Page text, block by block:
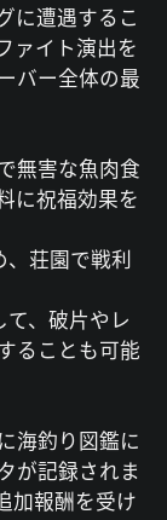
に遭遇するこ
ァイト演出を
バー全体の最
無害な魚肉食
に祝福効果を
荘園で戦利
、破片やレ
ることも可能
海釣り図鑑に
が記録されま
加報酬を受け